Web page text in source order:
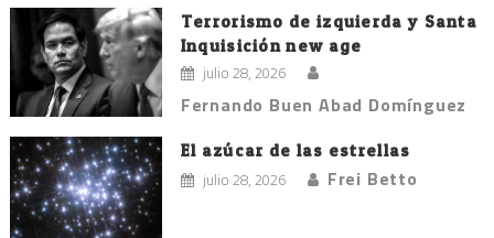
Terrorismo de izquierda y Santa
Inquisición new age
julio 28, 2026
Fernando Buen Abad Domínguez
El azúcar de las estrellas
julio 28, 2026 Frei Betto